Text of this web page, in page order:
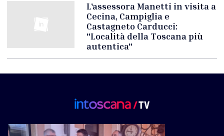
L'assessora Manetti in visita a
Cecina, Campiglia e
Castagneto Carducci:
"Località della Toscana più
autentica"